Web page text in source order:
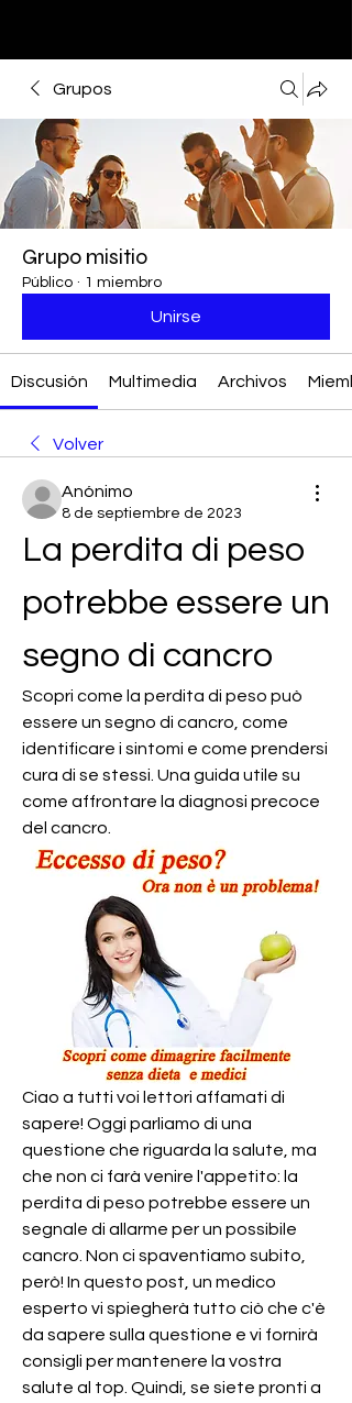
Grupos
Grupo misitio
Público · 1 miembro
Unirse
Discusión Multimedia Archivos
Volver
Anónimo
8 de septiembre de 2023
La perdita di peso
potrebbe essere un
segno di cancro
Scopri come la perdita di peso può
essere un segno di cancro, come
identificare i sintomi e come prendersi
cura di se stessi. Una guida utile su
come affrontare la diagnosi precoce
del cancro.
Ciao a tutti voi lettori affamati di
sapere! Oggi parliamo di una
questione che riguarda la salute, ma
che non ci farà venire l'appetito: la
perdita di peso potrebbe essere un
segnale di allarme per un possibile
cancro. Non ci spaventiamo subito,
però! In questo post, un medico
esperto vi spiegherà tutto ciò che c'è
da sapere sulla questione e vi fornirà
consigli per mantenere la vostra
salute al top. Quindi, se siete pronti a